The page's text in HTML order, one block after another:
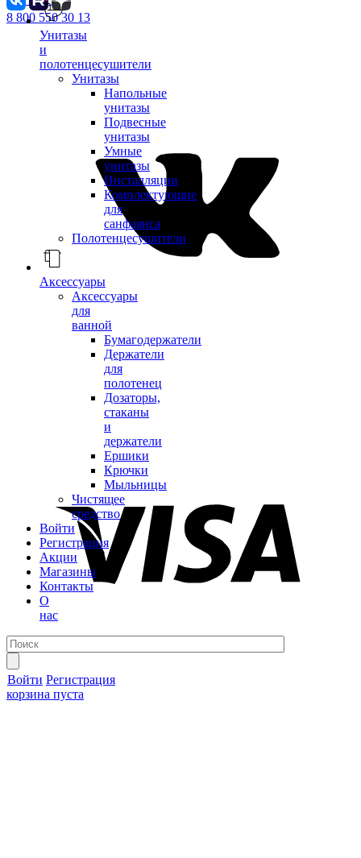
Унитазы
и
полотенцесушители
Унитазы
Напольные
унитазы
Подвесные
унитазы
Умные
унитазы
Инсталляции
Комплектующие
для
санфаянса
Полотенцесушители
Аксессуары
Аксессуары
для
ванной
Бумагодержатели
Держатели
для
полотенец
Дозаторы,
стаканы
и
держатели
Ершики
Крючки
Мыльницы
Чистящее
средство
Войти
Регистрация
Акции
Магазины
Контакты
О
нас
Войти Регистрация
корзина пуста
8 800 550 30 13